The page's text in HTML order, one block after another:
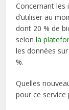
Concernant les
d’utiliser au
dont 20 % de
selonla
les données
%.
Quelles
pour ce service